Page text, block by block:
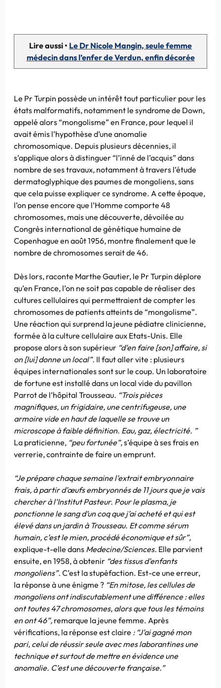
Lire aussi • Le Dr Nicole Mangin, seule femme
médecin dans l’enfer de Verdun, enfin décorée
Le Pr Turpin possède un intérêt tout particulier pour les
états malformatifs, notamment le syndrome de Down,
appelé alors “mongolisme” en France, pour lequel il
avait émis l’hypothèse d’une anomalie
chromosomique. Depuis plusieurs décennies, il
s’applique alors à distinguer “l’inné de l’acquis” dans
nombre de ses travaux, notamment à travers l’étude
dermatoglyphique des paumes de mongoliens, sans
que cela puisse expliquer ce syndrome. A cette époque,
l’on pense encore que l’Homme comporte 48
chromosomes, mais une découverte, dévoilée au
Congrès international de génétique humaine de
Copenhague en août 1956, montre finalement que le
nombre de chromosomes serait de 46.
Dès lors, raconte Marthe Gautier, le Pr Turpin déplore
qu’en France, l’on ne soit pas capable de réaliser des
cultures cellulaires qui permettraient de compter les
chromosomes de patients atteints de “mongolisme”.
Une réaction qui surprend la jeune pédiatre clinicienne,
formée à la culture cellulaire aux Etats-Unis. Elle
propose alors à son supérieur “d’en faire [son] affaire, si
on [lui] donne un local”. Il faut aller vite : plusieurs
équipes internationales sont sur le coup. Un laboratoire
de fortune est installé dans un local vide du pavillon
Parrot de l’hôpital Trousseau. “Trois pièces
magnifiques, un frigidaire, une centrifugeuse, une
armoire vide en haut de laquelle se trouve un
microscope à faible définition. Eau, gaz, électricité. ”
La praticienne, “peu fortunée”,s’équipe à ses frais en
verrerie, contrainte de faire un emprunt.
“Je prépare chaque semaine l’extrait embryonnaire
frais, à partir d’œufs embryonnés de 11 jours que je vais
chercher à l’Institut Pasteur. Pour le plasma, je
ponctionne le sang d’un coq que j’ai acheté et qui est
élevé dans un jardin à Trousseau. Et comme sérum
humain, c’est le mien, procédé économique et sûr”,
explique-t-elle dans Medecine/Sciences. Elle parvient
ensuite, en 1958, à obtenir “des tissus d’enfants
mongoliens”. C’est la stupéfaction. Est-ce une erreur,
la réponse à une énigme ? “En mitose, les cellules de
mongoliens ont indiscutablement une différence : elles
ont toutes 47 chromosomes, alors que tous les témoins
en ont 46”, remarque la jeune femme. Après
vérifications, la réponse est claire : “J’ai gagné mon
pari, celui de réussir seule avec mes laborantines une
technique et surtout de mettre en évidence une
anomalie. C’est une découverte française.”